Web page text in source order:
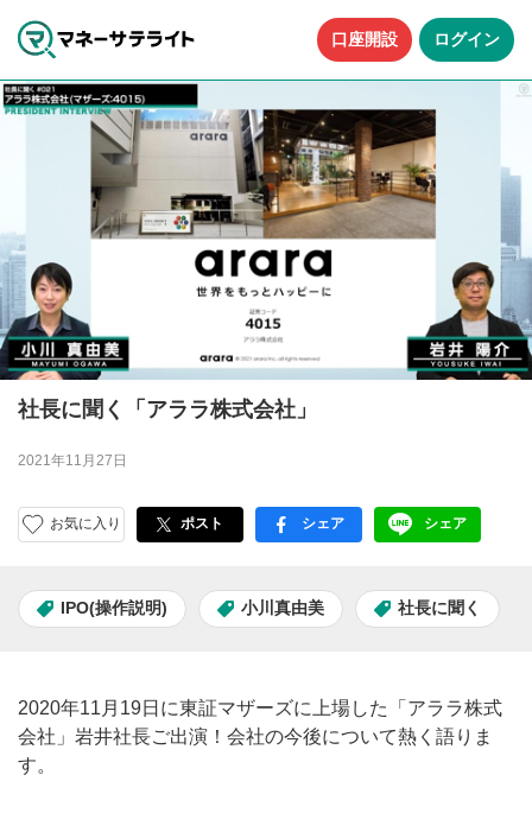
口座開設 ログイン
社長に聞く「アララ株式会社」
2021年11月27日
お気に入り ポスト facebook
シェア LINE
シェア
IPO(操作説明) 小川真由美 社長に聞く
2020年11月19日に東証マザーズに上場した「アララ株式
会社」岩井社長ご出演！会社の今後について熱く語りま
す。